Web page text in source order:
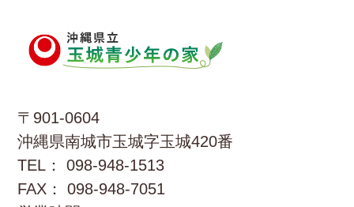
〒901-0604
沖縄県南城市玉城字玉城420番
TEL： 098-948-1513
FAX： 098-948-7051